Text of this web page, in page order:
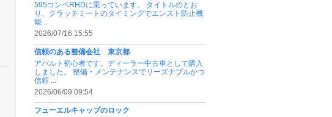
595コンペRHDに乗っています。 タイトルのとお
り、クラッチミートのタイミングでエンスト防止機
能 ...
2026/07/16 15:55
信頼のある整備会社 東京都
アバルト初心者です。ディーラー中古車として購入
しました。 整備・メンテナンスでリーズナブルかつ
信頼 ...
2026/06/09 09:54
フューエルキャップのロック